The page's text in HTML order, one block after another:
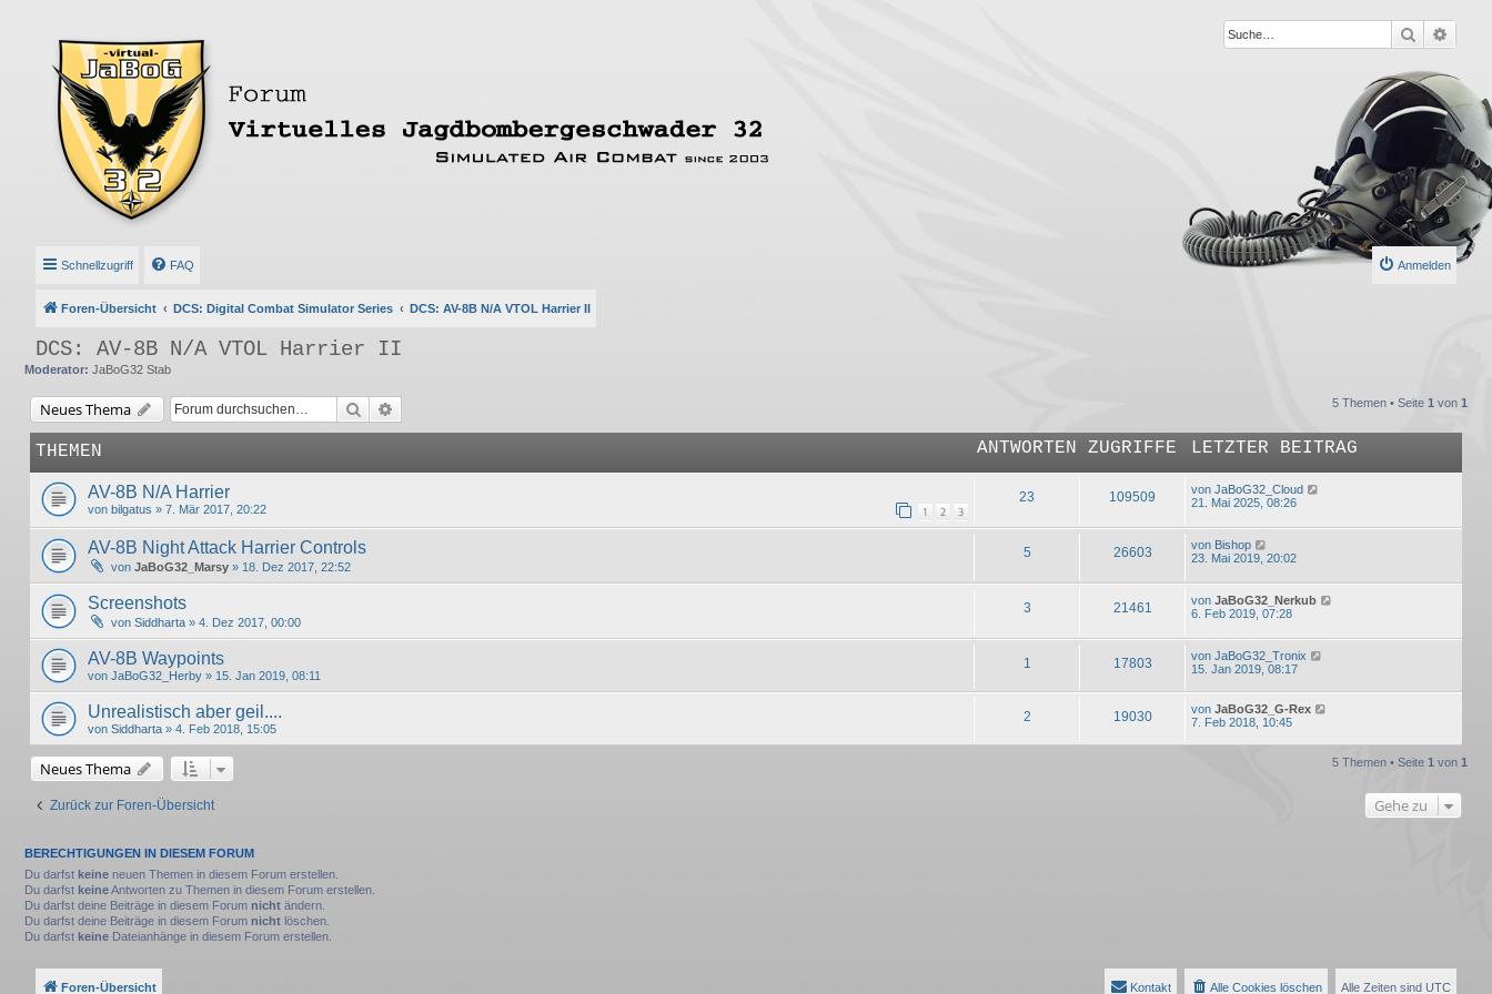
Suche
Schnellzugriff FAQ Anmelden
Foren-Übersicht DCS: Digital Combat Simulator Series DCS: AV-8B N/A VTOL Harrier II
DCS: AV-8B N/A VTOL Harrier II
Moderator: JaBoG32 Stab
Neues Thema Suche 5 Themen • Seite 1 von 1
THEMEN ANTWORTEN ZUGRIFFE LETZTER BEITRAG
AV-8B N/A Harrier
von bilgatus » 7. Mär 2017, 20:22 1 2 3
23 109509 von JaBoG32_Cloud
21. Mai 2025, 08:26
AV-8B Night Attack Harrier Controls
von JaBoG32_Marsy » 18. Dez 2017, 22:52
5 26603 von Bishop
23. Mai 2019, 20:02
Screenshots
von Siddharta » 4. Dez 2017, 00:00
3 21461 von JaBoG32_Nerkub
6. Feb 2019, 07:28
AV-8B Waypoints
von JaBoG32_Herby » 15. Jan 2019, 08:11
1 17803 von JaBoG32_Tronix
15. Jan 2019, 08:17
Unrealistisch aber geil....
von Siddharta » 4. Feb 2018, 15:05
2 19030 von JaBoG32_G-Rex
7. Feb 2018, 10:45
Neues Thema 5 Themen • Seite 1 von 1
Zurück zur Foren-Übersicht Gehe zu
BERECHTIGUNGEN IN DIESEM FORUM
Du darfst keine neuen Themen in diesem Forum erstellen.
Du darfst keineAntworten zu Themen in diesem Forum erstellen.
Du darfst deine Beiträge in diesem Forum nicht ändern.
Du darfst deine Beiträge in diesem Forum nicht löschen.
Du darfst keine Dateianhänge in diesem Forum erstellen.
Foren-Übersicht Alle Zeiten sind UTC
Alle Cookies löschen
Kontakt